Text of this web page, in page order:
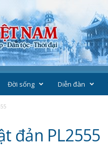
Đời sống Diễn đàn
đản PL2555